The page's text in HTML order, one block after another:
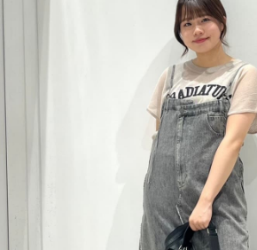
STORE BRAND・LABELから探す